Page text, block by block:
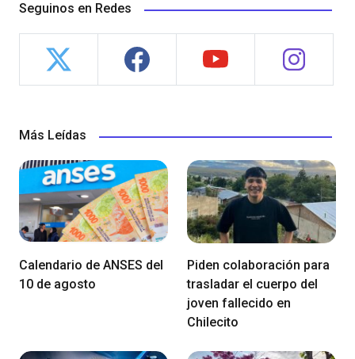
Seguinos en Redes
Más Leídas
Calendario de ANSES del
10 de agosto
Piden colaboración para
trasladar el cuerpo del
joven fallecido en
Chilecito